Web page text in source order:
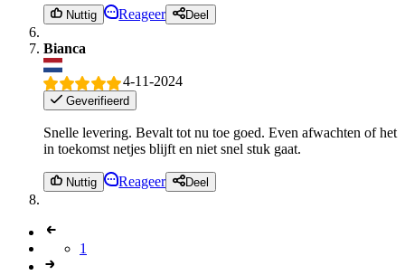
Nuttig Reageer Deel
Bianca
4-11-2024
Geverifieerd
Snelle levering. Bevalt tot nu toe goed. Even afwachten of het
in toekomst netjes blijft en niet snel stuk gaat.
Nuttig Reageer Deel
1